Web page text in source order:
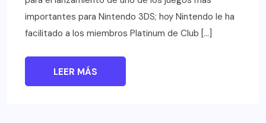
importantes para Nintendo 3DS; hoy Nintendo le ha
facilitado a los miembros Platinum de Club […]
LEER MÁS